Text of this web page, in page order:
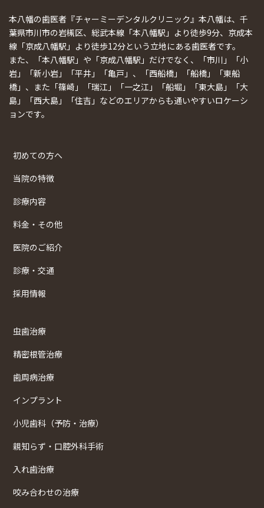
本八幡の歯医者『チャーミーデンタルクリニック』本八幡は、千
葉県市川市の岩槻区、総武本線「本八幡駅」より徒歩9分、京成本
線「京成八幡駅」より徒歩12分という立地にある歯医者です。
また、「本八幡駅」や「京成八幡駅」だけでなく、「市川」「小
岩」「新小岩」「平井」「亀戸」、「西船橋」「船橋」「東船
橋」、また「篠崎」「瑞江」「一之江」「船堀」「東大島」「大
島」「西大島」「住吉」などのエリアからも通いやすいロケーシ
ョンです。
初めての方へ
当院の特徴
診療内容
料金・その他
医院のご紹介
診療・交通
採用情報
虫歯治療
精密根管治療
歯周病治療
インプラント
小児歯科（予防・治療）
親知らず・口腔外科手術
入れ歯治療
咬み合わせの治療